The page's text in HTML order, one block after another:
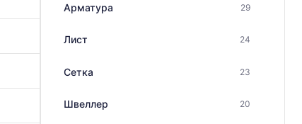
Арматура 29
Лист 24
Сетка 23
Швеллер 20